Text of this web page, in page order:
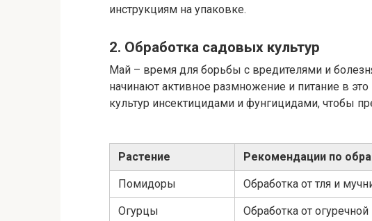
инструкциям на упаковке.
2. Обработка садовых культур
Май – время для борьбы с вредителями и
начинают активное размножение и питание в
культур инсектицидами и фунгицидами, чтобы
Растение Рекомендации по
Помидоры Обработка от тля и
Огурцы Обработка от